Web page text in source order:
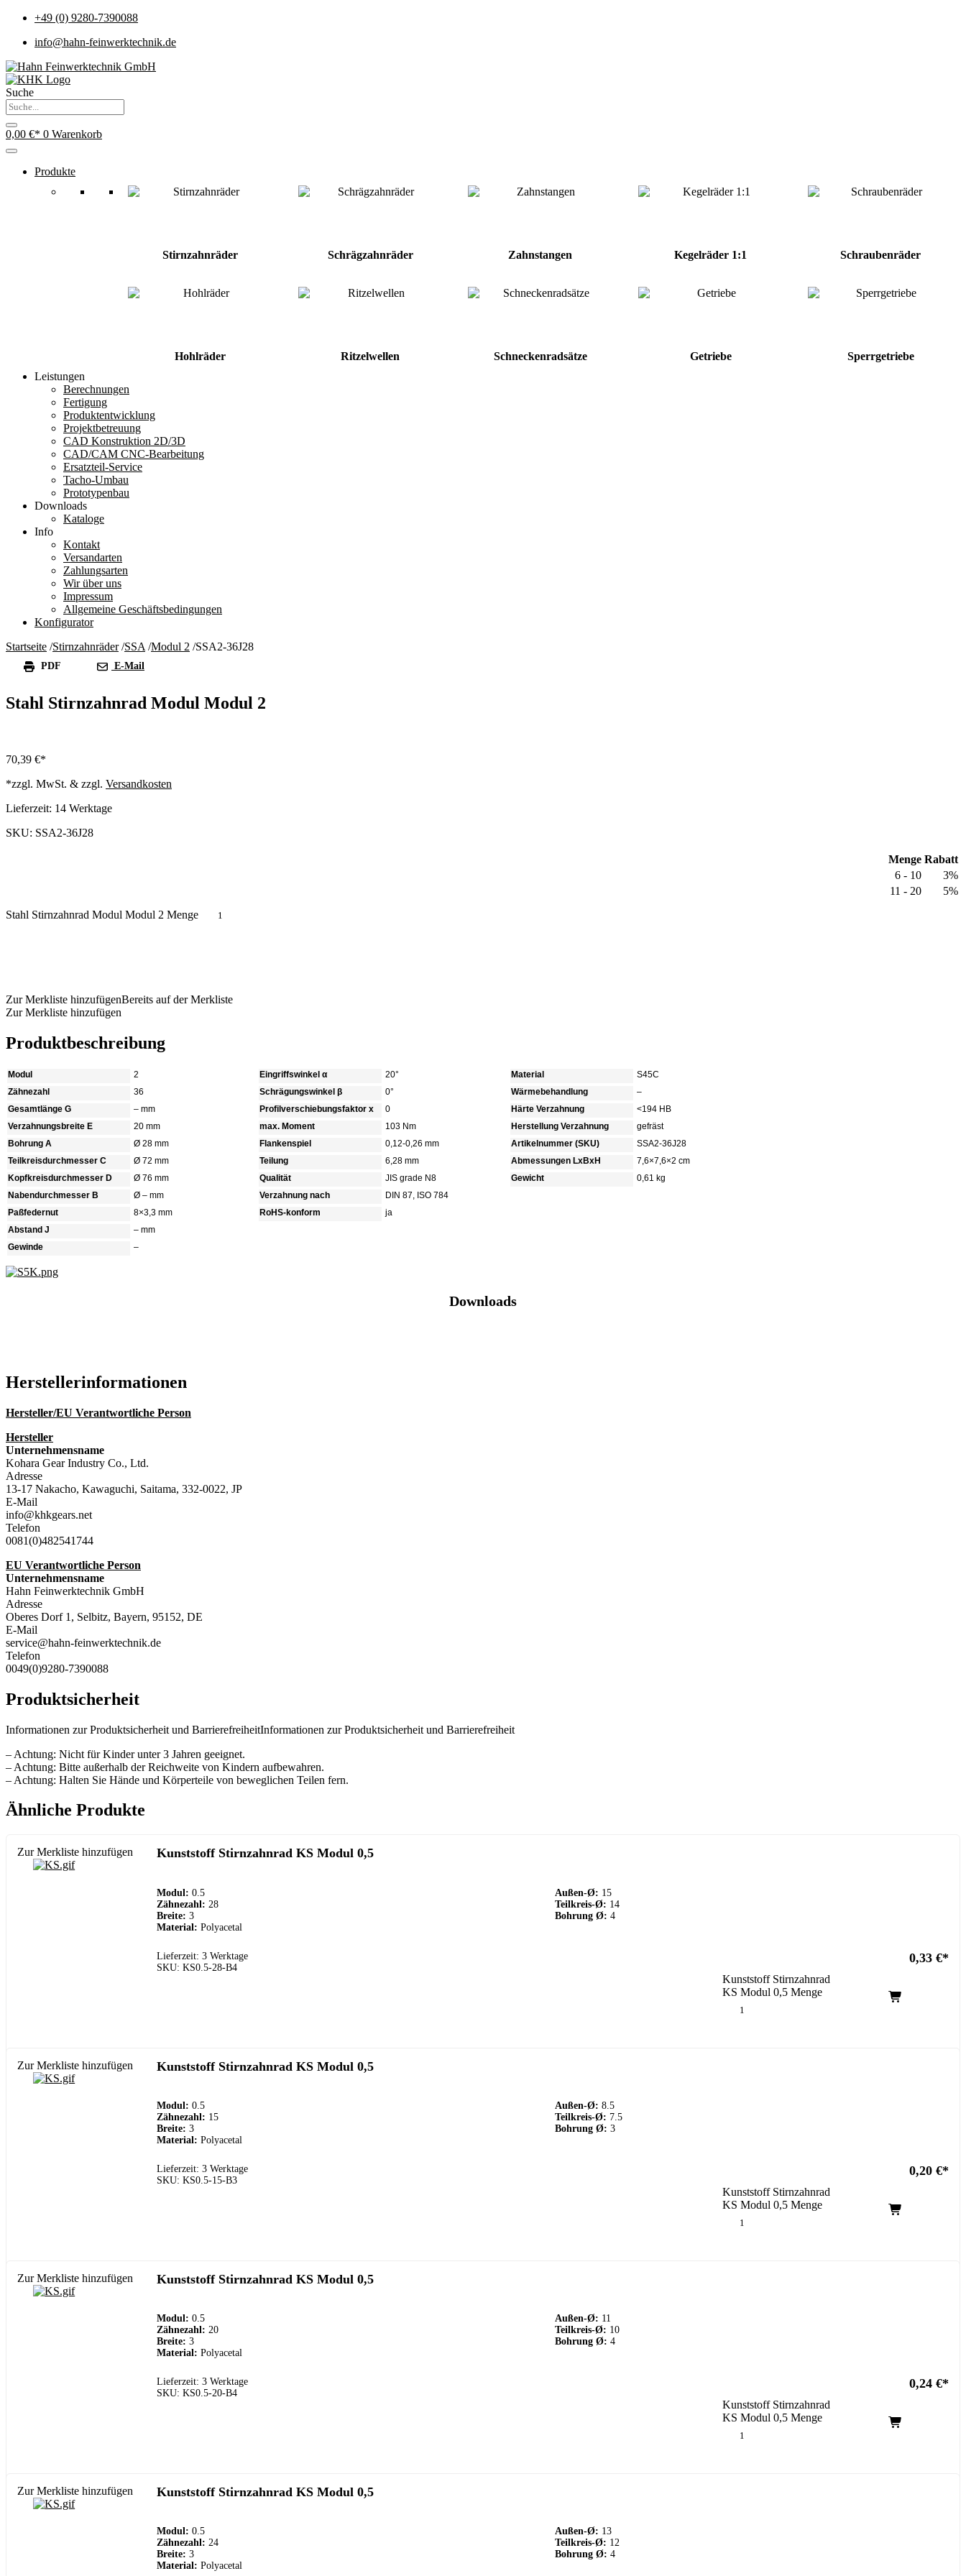
+49 (0) 9280-7390088
info@hahn-feinwerktechnik.de
Suche
0,00 € 0 Warenkorb
Produkte
Stirnzahnräder Schrägzahnräder Zahnstangen Kegelräder 1:1 Schraubenräder
Hohlräder Ritzelwellen Schneckenradsätze Getriebe
Sperrgetriebe
Leistungen
Berechnungen
Fertigung
Produktentwicklung
Projektbetreuung
CAD Konstruktion 2D/3D
CAD/CAM CNC-Bearbeitung
Ersatzteil-Service
Tacho-Umbau
Prototypenbau
Downloads
Kataloge
Info
Kontakt
Versandarten
Zahlungsarten
Wir über uns
Impressum
Allgemeine Geschäftsbedingungen
Konfigurator
Startseite /Stirnzahnräder/SSA /Modul 2 /SSA2-36J28
PDF E-Mail
Stahl Stirnzahnrad Modul Modul 2
70,39 €
*zzgl. MwSt. & zzgl. Versandkosten
Lieferzeit: 14 Werktage
SKU: SSA2-36J28
Menge Rabatt
6 - 10
3%
11 - 20
5%
Stahl Stirnzahnrad Modul Modul 2 Menge
Zur Merkliste hinzufügenBereits auf der Merkliste
Zur Merkliste hinzufügen
Produktbeschreibung
Modul
2
Zähnezahl
36
Gesamtlänge G
– mm
Verzahnungsbreite E
20 mm
Bohrung A
Ø 28 mm
Teilkreisdurchmesser C
Ø 72 mm
Kopfkreisdurchmesser D
Ø 76 mm
Nabendurchmesser B
Ø – mm
Paßfedernut
8×3,3 mm
Abstand J
– mm
Gewinde
–
Eingriffswinkel α
20°
Schrägungswinkel β
0°
Profilverschiebungsfaktor x
0
max. Moment
103 Nm
Flankenspiel
0,12-0,26 mm
Teilung
6,28 mm
Qualität
JIS grade N8
Verzahnung nach
DIN 87, ISO 784
RoHS-konform
ja
Material
S45C
Wärmebehandlung
–
Härte Verzahnung
<194 HB
Herstellung Verzahnung
gefräst
Artikelnummer (SKU)
SSA2-36J28
Abmessungen LxBxH
7,6×7,6×2 cm
Gewicht
0,61 kg
Downloads
Hersteller­informationen
Hersteller/EU Verantwortliche Person
Hersteller
Unternehmensname
Kohara Gear Industry Co., Ltd.
Adresse
13-17 Nakacho, Kawaguchi, Saitama, 332-0022, JP
E-Mail
info@khkgears.net
Telefon
0081(0)482541744
EU Verantwortliche Person
Unternehmensname
Hahn Feinwerktechnik GmbH
Adresse
Oberes Dorf 1, Selbitz, Bayern, 95152, DE
E-Mail
service@hahn-feinwerktechnik.de
Telefon
0049(0)9280-7390088
Produktsicherheit
Informationen zur Produktsicherheit und BarrierefreiheitInformationen zur Produktsicherheit und Barrierefreiheit
– Achtung: Nicht für Kinder unter 3 Jahren geeignet.
– Achtung: Bitte außerhalb der Reichweite von Kindern aufbewahren.
– Achtung: Halten Sie Hände und Körperteile von beweglichen Teilen fern.
Ähnliche Produkte
Zur Merkliste hinzufügen Kunststoff Stirnzahnrad KS Modul 0,5
Modul: 0.5 Außen-Ø: 15
Zähnezahl: 28 Teilkreis-Ø: 14
Breite: 3 Bohrung Ø: 4
Material: Polyacetal
Lieferzeit: 3 Werktage
SKU: KS0.5-28-B4
0,33 €
Kunststoff Stirnzahnrad
KS Modul 0,5 Menge
Zur Merkliste hinzufügen Kunststoff Stirnzahnrad KS Modul 0,5
Modul: 0.5 Außen-Ø: 8.5
Zähnezahl: 15 Teilkreis-Ø: 7.5
Breite: 3 Bohrung Ø: 3
Material: Polyacetal
Lieferzeit: 3 Werktage
SKU: KS0.5-15-B3
0,20 €
Kunststoff Stirnzahnrad
KS Modul 0,5 Menge
Zur Merkliste hinzufügen Kunststoff Stirnzahnrad KS Modul 0,5
Modul: 0.5 Außen-Ø: 11
Zähnezahl: 20 Teilkreis-Ø: 10
Breite: 3 Bohrung Ø: 4
Material: Polyacetal
Lieferzeit: 3 Werktage
SKU: KS0.5-20-B4
0,24 €
Kunststoff Stirnzahnrad
KS Modul 0,5 Menge
Zur Merkliste hinzufügen Kunststoff Stirnzahnrad KS Modul 0,5
Modul: 0.5 Außen-Ø: 13
Zähnezahl: 24 Teilkreis-Ø: 12
Breite: 3 Bohrung Ø: 4
Material: Polyacetal